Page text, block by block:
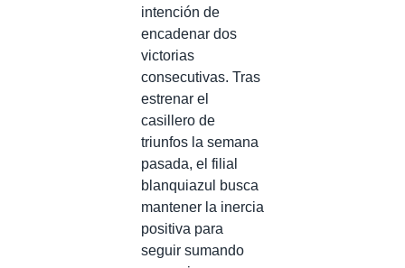
intención de
encadenar dos
victorias
consecutivas. Tras
estrenar el
casillero de
triunfos la semana
pasada, el filial
blanquiazul busca
mantener la inercia
positiva para
seguir sumando